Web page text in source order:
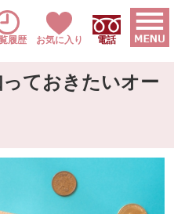
履歴 お気に入り 電話
ておきたいオー